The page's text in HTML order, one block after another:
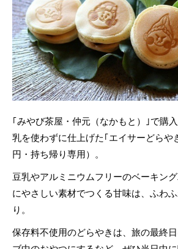
｢みやび茶屋・仲元（なかもと）｣で購
乳を使わずに仕上げた｢エイサーどらや
円・持ち帰り専用）。
豆乳やアルミニウムフリーのベーキン
にやさしい素材でつくる甘味は、ふわ
り。
保存料不使用のどらやきは、旅の最終